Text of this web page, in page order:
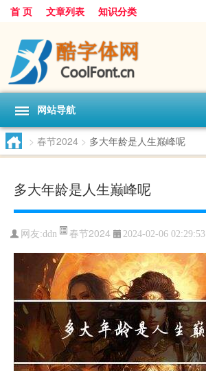
首 页 文章列表 知识分类
网站导航
> 春节2024 > 多大年龄是人生巅峰呢
多大年龄是人生巅峰呢
网友:ddn 春节2024 2024-02-06 02:29:53